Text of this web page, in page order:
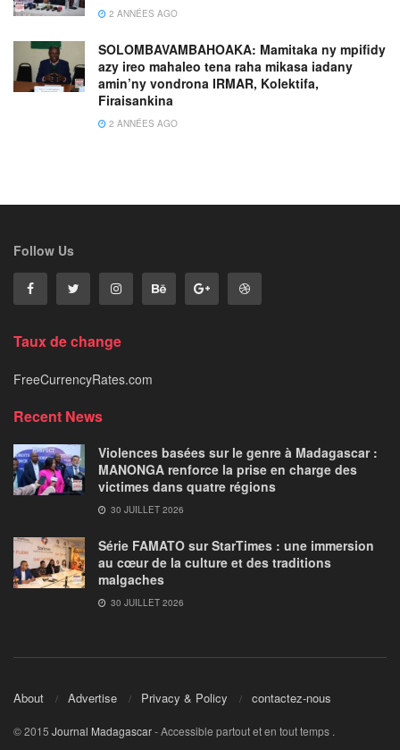
2 ANNÉES AGO
SOLOMBAVAMBAHOAKA: Mamitaka ny mpifidy
azy ireo mahaleo tena raha mikasa iadany
amin’ny vondrona IRMAR, Kolektifa,
Firaisankina
2 ANNÉES AGO
Follow Us
Taux de change
FreeCurrencyRates.com
Recent News
Violences basées sur le genre à Madagascar :
MANONGA renforce la prise en charge des
victimes dans quatre régions
30 JUILLET 2026
Série FAMATO sur StarTimes : une immersion
au cœur de la culture et des traditions
malgaches
30 JUILLET 2026
About Advertise Privacy & Policy contactez-nous
© 2015 Journal Madagascar- Accessible partout et en tout temps .